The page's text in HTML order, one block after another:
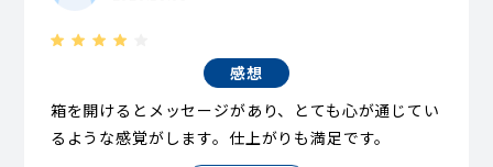
感想
箱を開けるとメッセージがあり、とても心が通じてい
るような感覚がします。仕上がりも満足です。